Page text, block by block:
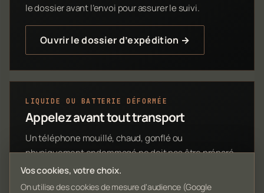
le dossier avant l’envoi pour assurer le suivi.
Ouvrir le dossier d’expédition →
LIQUIDE OU BATTERIE DÉFORMÉE
Appelez avant tout transport
Un téléphone mouillé, chaud, gonflé ou
physiquement endommagé ne doit pas être préparé
comme un appareil ordinaire. Nous vous indiquons la
marche adaptée.
Vos cookies, votre choix.
On utilise des cookies de mesure d'audience (Google